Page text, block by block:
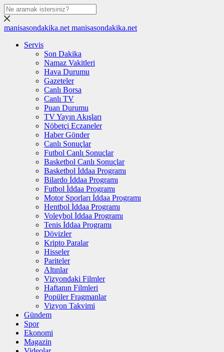
manisasondakika.net manisasondakika.net
Servis
Son Dakika
Namaz Vakitleri
Hava Durumu
Gazeteler
Canlı Borsa
Canlı TV
Puan Durumu
TV Yayın Akışları
Nöbetçi Eczaneler
Haber Gönder
Canlı Sonuçlar
Futbol Canlı Sonuçlar
Basketbol Canlı Sonuçlar
Basketbol İddaa Programı
Bilardo İddaa Programı
Futbol İddaa Programı
Motor Sporları İddaa Programı
Hentbol İddaa Programı
Voleybol İddaa Programı
Tenis İddaa Programı
Dövizler
Kripto Paralar
Hisseler
Pariteler
Altınlar
Vizyondaki Filmler
Haftanın Filmleri
Popüler Fragmanlar
Vizyon Takvimi
Gündem
Spor
Ekonomi
Magazin